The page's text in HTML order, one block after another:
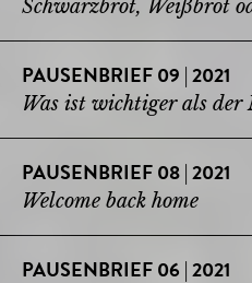
Schwarzbrot, Weißbrot
PAUSENBRIEF 09 | 2021
Was ist wichtiger als der
PAUSENBRIEF 08 | 2021
Welcome back home
PAUSENBRIEF 06 | 2021